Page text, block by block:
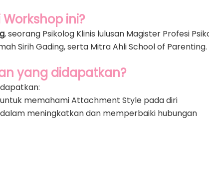
ini?
, seorang Psikolog Klinis lulusan Magister Profesi
Sirih Gading, serta Mitra Ahli School of Parenting.
yang didapatkan?
memahami Attachment Style pada diri
meningkatkan dan memperbaiki hubungan